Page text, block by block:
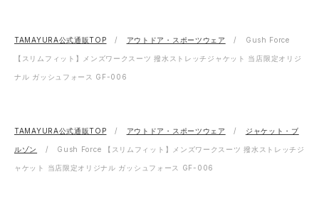
TAMAYURA公式通販TOP アウトドア・スポーツウェア Gush Force
【スリムフィット】メンズワークスーツ 撥水ストレッチジャケット 当店限定オリジ
ナル ガッシュフォース GF-006
TAMAYURA公式通販TOP アウトドア・スポーツウェア ジャケット・ブ
ルゾン Gush Force 【スリムフィット】メンズワークスーツ 撥水ストレッチジ
ャケット 当店限定オリジナル ガッシュフォース GF-006